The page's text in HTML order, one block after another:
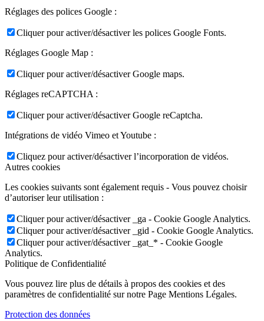
Réglages des polices Google :
Cliquer pour activer/désactiver les polices Google Fonts.
Réglages Google Map :
Cliquer pour activer/désactiver Google maps.
Réglages reCAPTCHA :
Cliquer pour activer/désactiver Google reCaptcha.
Intégrations de vidéo Vimeo et Youtube :
Cliquez pour activer/désactiver l’incorporation de vidéos.
Autres cookies
Les cookies suivants sont également requis - Vous pouvez choisir
d’autoriser leur utilisation :
Cliquer pour activer/désactiver _ga - Cookie Google Analytics.
Cliquer pour activer/désactiver _gid - Cookie Google Analytics.
Cliquer pour activer/désactiver _gat_* - Cookie Google
Analytics.
Politique de Confidentialité
Vous pouvez lire plus de détails à propos des cookies et des
paramètres de confidentialité sur notre Page Mentions Légales.
Protection des données